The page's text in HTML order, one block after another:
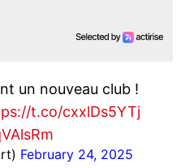
un nouveau club !
t.co/cxxlDs5YTj
February 24, 2025